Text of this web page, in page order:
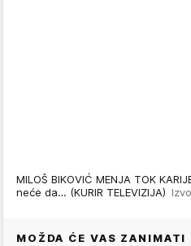
MILOŠ BIKOVIĆ MENJA TOK
neće da… (KURIR TELEVIZIJA)
MOŽDA ĆE VAS ZANIMATI